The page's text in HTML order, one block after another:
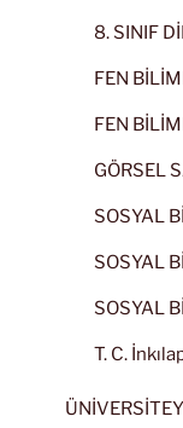
8. SINIF
FEN
FEN
GÖRSEL
SOSYAL
SOSYAL
SOSYAL
T. C.